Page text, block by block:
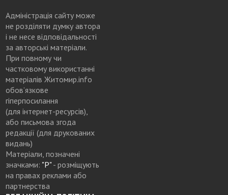
Адміністрація сайту може
не розділяти думку автора
і не несе відповідальності
за авторські матеріали.
При повному чи
частковому використанні
матеріалів Житомир.info
обов’язкове
гіперпосилання
(для інтернет-ресурсів),
або письмова згода
редакції (для друкованих
видань)
Матеріали, позначені
значками: "Р"- розміщують
на правах реклами або
партнерства